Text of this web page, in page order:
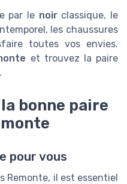
par le noirclassique, le
les chaussures
toutes vos envies.
et trouvez la paire
bonne paire
pour vous
Remonte, il est essentiel